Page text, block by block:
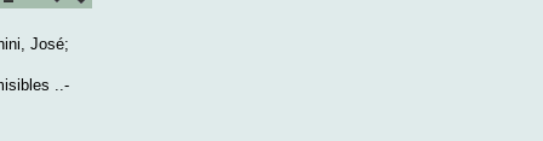
José;
..-